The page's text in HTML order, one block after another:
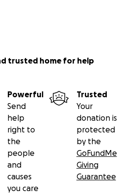
trusted home for help
Powerful
Send
help
right to
the
people
and
causes
you care
Trusted
Your
donation is
protected
by the
GoFundMe
Giving
Guarantee